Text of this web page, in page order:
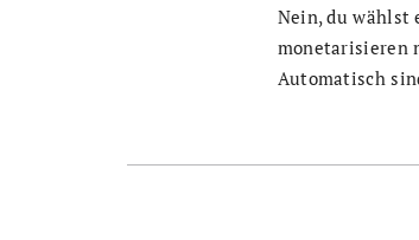
Nein, du wählst
monetarisieren
Automatisch